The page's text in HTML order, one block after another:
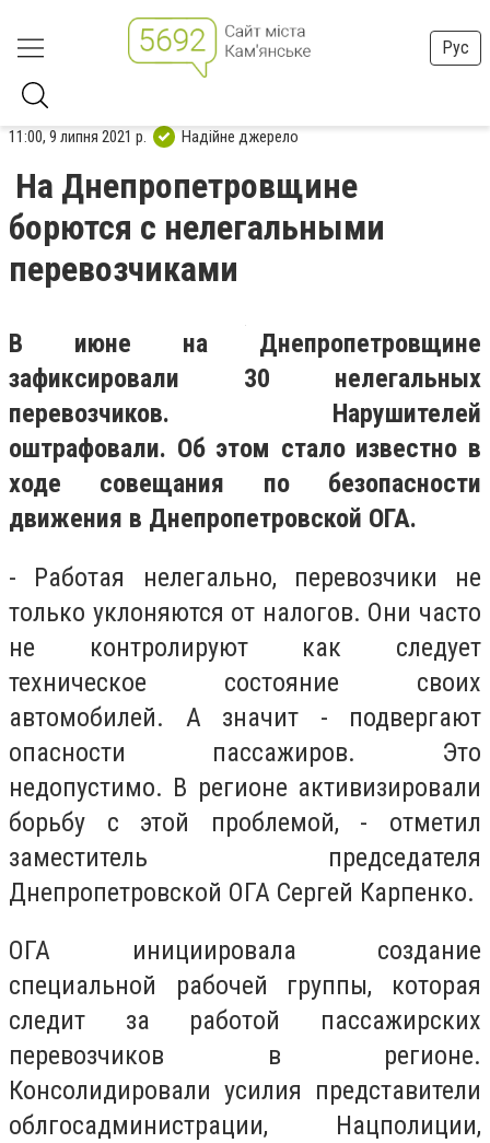
Рус
11:00, 9 липня 2021 р. Надійне джерело
На Днепропетровщине
борются с нелегальными
перевозчиками
В июне на Днепропетровщине
зафиксировали 30 нелегальных
перевозчиков. Нарушителей
оштрафовали. Об этом стало известно в
ходе совещания по безопасности
движения в Днепропетровской ОГА.
- Работая нелегально, перевозчики не
только уклоняются от налогов. Они часто
не контролируют как следует
техническое состояние своих
автомобилей. А значит - подвергают
опасности пассажиров. Это
недопустимо. В регионе активизировали
борьбу с этой проблемой, - отметил
заместитель председателя
Днепропетровской ОГА Сергей Карпенко.
ОГА инициировала создание
специальной рабочей группы, которая
следит за работой пассажирских
перевозчиков в регионе.
Консолидировали усилия представители
облгосадминистрации, Нацполиции,